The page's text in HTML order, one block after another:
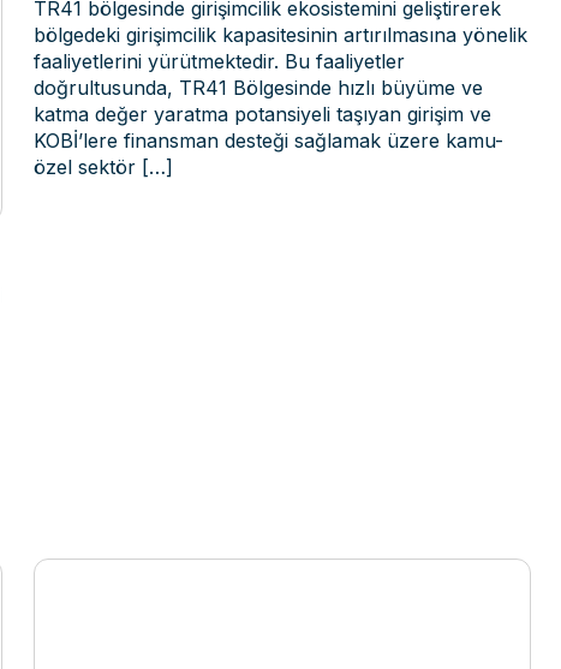
TR41 bölgesinde girişimcilik ekosistemini geliştirerek
bölgedeki girişimcilik kapasitesinin artırılmasına yönelik
faaliyetlerini yürütmektedir. Bu faaliyetler
doğrultusunda, TR41 Bölgesinde hızlı büyüme ve
katma değer yaratma potansiyeli taşıyan girişim ve
KOBİ’lere finansman desteği sağlamak üzere kamu-
özel sektör […]